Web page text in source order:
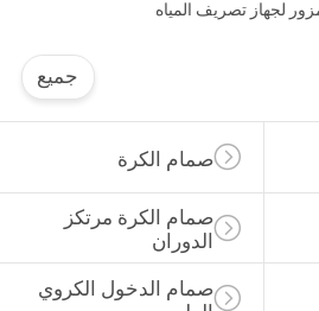
جميع
صمام الكرة
صمام الكرة مرتكز
الدوران
صمام الدخول الكروي